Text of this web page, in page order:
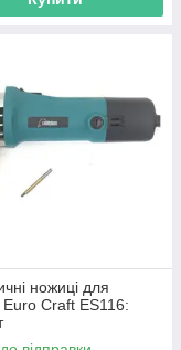
ножиці для
Craft ES116: